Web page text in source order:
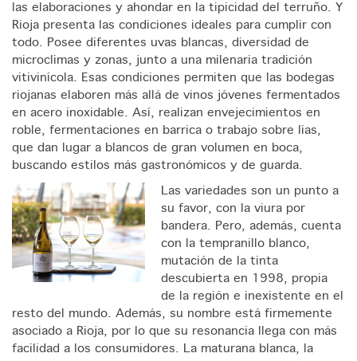
las elaboraciones y ahondar en la tipicidad del terruño. Y
Rioja presenta las condiciones ideales para cumplir con
todo. Posee diferentes uvas blancas, diversidad de
microclimas y zonas, junto a una milenaria tradición
vitivinícola. Esas condiciones permiten que las bodegas
riojanas elaboren más allá de vinos jóvenes fermentados
en acero inoxidable. Así, realizan envejecimientos en
roble, fermentaciones en barrica o trabajo sobre lías,
que dan lugar a blancos de gran volumen en boca,
buscando estilos más gastronómicos y de guarda.
Las variedades son un punto a
su favor, con la viura por
bandera. Pero, además, cuenta
con la tempranillo blanco,
mutación de la tinta
descubierta en 1998, propia
de la región e inexistente en el
resto del mundo. Además, su nombre está firmemente
asociado a Rioja, por lo que su resonancia llega con más
facilidad a los consumidores. La maturana blanca, la